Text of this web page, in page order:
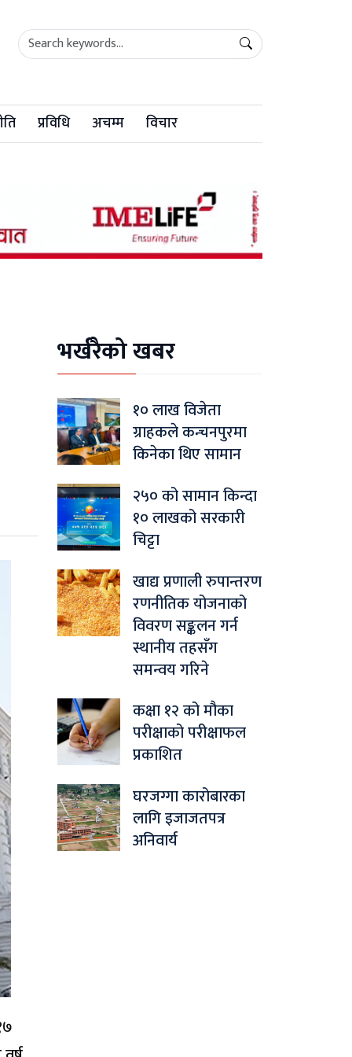
प्रविधि अचम्म विचार
भर्खरैको खबर
१० लाख विजेता
ग्राहकले कन्चनपुरमा
किनेका थिए सामान
२५० को सामान किन्दा
१० लाखको सरकारी
चिट्टा
खाद्य प्रणाली रुपान्तरण
रणनीतिक योजनाको
विवरण सङ्कलन गर्न
स्थानीय तहसँग
समन्वय गरिने
कक्षा १२ को मौका
परीक्षाको परीक्षाफल
प्रकाशित
घरजग्गा कारोबारका
लागि इजाजतपत्र
अनिवार्य